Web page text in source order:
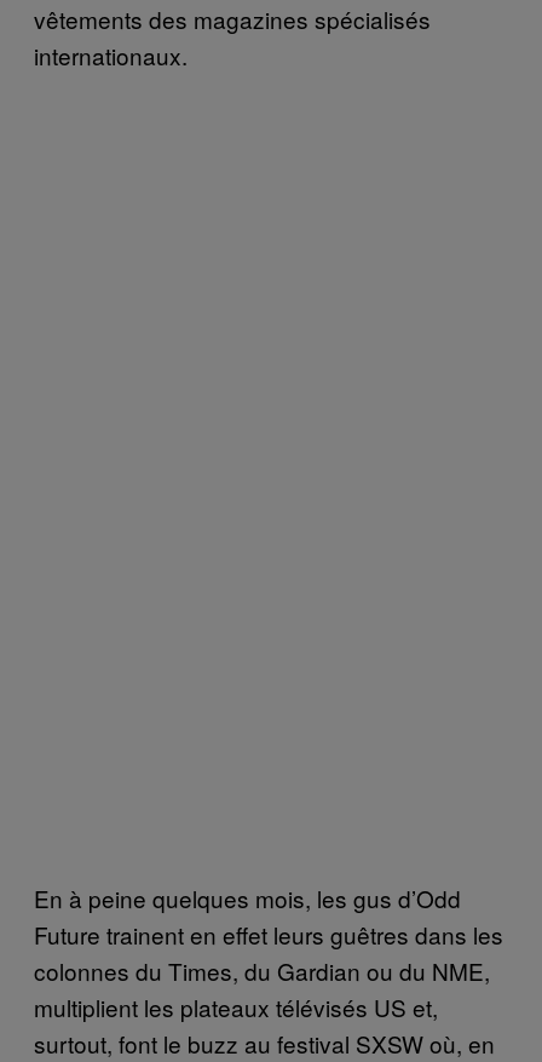
vêtements des magazines spécialisés
internationaux.
En à peine quelques mois, les gus d’Odd
Future trainent en effet leurs guêtres dans les
colonnes du Times, du Gardian ou du NME,
multiplient les plateaux télévisés US et,
surtout, font le buzz au festival SXSW où, en